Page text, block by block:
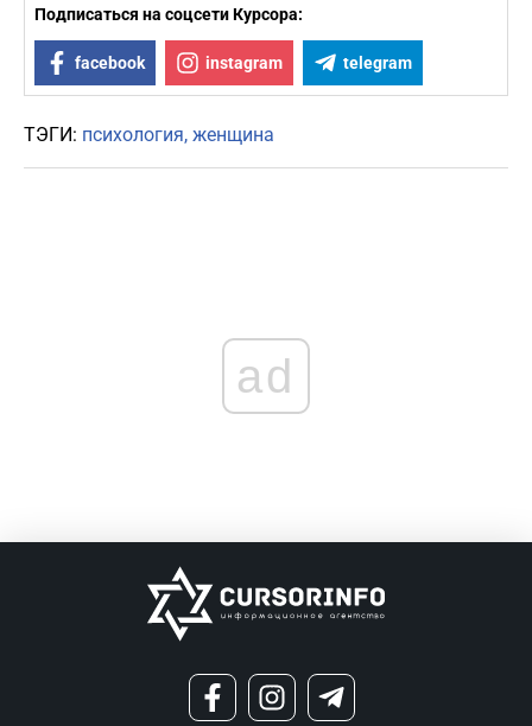
Подписаться на соцсети Курсора:
facebook instagram telegram
ТЭГИ: психология женщина
ad